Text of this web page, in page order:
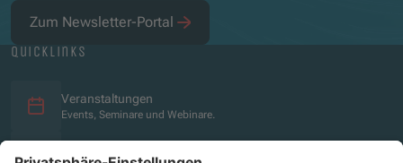
Zum Newsletter-Portal
quicklinks
Veranstaltungen
Events, Seminare und Webinare.